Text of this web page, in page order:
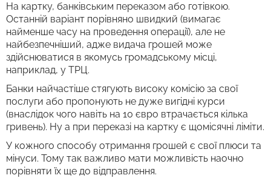
На картку, банківським переказом або готівкою.
Останній варіант порівняно швидкий (вимагає
найменше часу на проведення операції), але не
найбезпечніший, адже видача грошей може
здійснюватися в якомусь громадському місці,
наприклад, у ТРЦ.
Банки найчастіше стягують високу комісію за свої
послуги або пропонують не дуже вигідні курси
(внаслідок чого навіть на 10 євро втрачається кілька
гривень). Ну а при переказі на картку є щомісячні ліміти.
У кожного способу отримання грошей є свої плюси та
мінуси. Тому так важливо мати можливість наочно
порівняти їх ще до відправлення.